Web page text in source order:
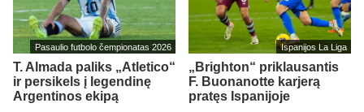
Pasaulio futbolo čempionatas 2026
T. Almada paliks „Atletico“
ir persikels į legendinę
Argentinos ekipą
Ispanijos La Liga
„Brighton“ priklausantis
F. Buonanotte karjerą
pratęs Ispanijoje